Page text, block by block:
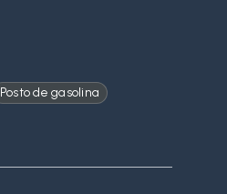
Posto de gasolina